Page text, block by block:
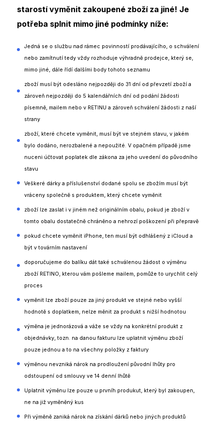
starostí vyměnit zakoupené zboží za jiné! Je
potřeba splnit mimo jiné podmínky níže:
Jedná se o službu nad rámec povinností prodávajícího, o schválení
nebo zamítnutí tedy vždy rozhoduje výhradně prodejce, který se,
mimo jiné, dále řídí dalšími body tohoto seznamu
zboží musí být odesláno nejpozději do 31 dní od převzetí zboží a
zároveň nejpozději do 5 kalendářních dní od podání žádosti
písemně, mailem nebo v RETINU a zároveň schválení žádosti z naší
strany
zboží, které chcete vyměnit, musí být ve stejném stavu, v jakém
bylo dodáno, nerozbalené a nepoužité. V opačném případě jsme
nuceni účtovat poplatek dle zákona za jeho uvedení do původního
stavu
Veškeré dárky a příslušenství dodané spolu se zbožím musí být
vráceny společně s produktem, který chcete vyměnit
zboží lze zaslat i v jiném než originálním obalu, pokud je zboží v
tomto obalu dostatečně chráněno a nehrozí poškození při přepravě
pokud chcete vyměnit iPhone, ten musí být odhlášený z iCloud a
být v továrním nastavení
doporučujeme do balíku dát také schválenou žádost o výměnu
zboží RETINO, kterou vám pošleme mailem, pomůže to urychlit celý
proces
vyměnit lze zboží pouze za jiný produkt ve stejné nebo vyšší
hodnotě s doplatkem, nelze měnit za produkt s nižší hodnotou
výměna je jednorázová a váže se vždy na konkrétní produkt z
objednávky, tozn. na danou fakturu lze uplatnit výměnu zboží
pouze jednou a to na všechny položky z faktury
výměnou nevzniká nárok na prodloužení původní lhůty pro
odstoupení od smlouvy ve 14 denní lhůtě
Uplatnit výměnu lze pouze u prvníh produkut, který byl zakoupen,
ne na již vyměněný kus
Při výměně zaniká nárok na získání dárků nebo jiných produktů